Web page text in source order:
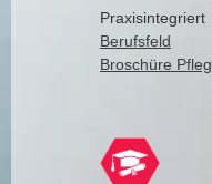
Praxisintegriert
Berufsfeld
Broschüre